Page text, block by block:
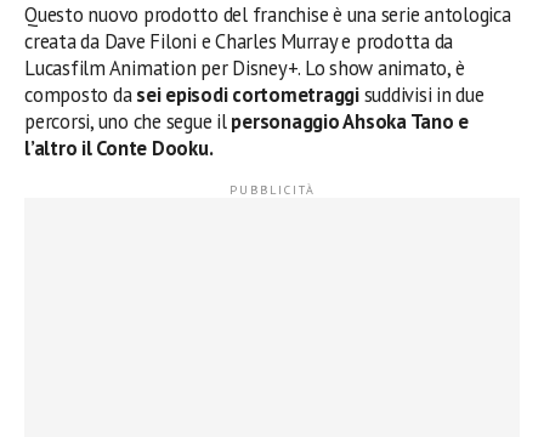
Questo nuovo prodotto del franchise è una serie antologica
creata da Dave Filoni e Charles Murray e prodotta da
Lucasfilm Animation per Disney+. Lo show animato, è
composto dasei episodi cortometraggisuddivisi in due
percorsi, uno che segue ilpersonaggio Ahsoka Tano e
l’altro il Conte Dooku.